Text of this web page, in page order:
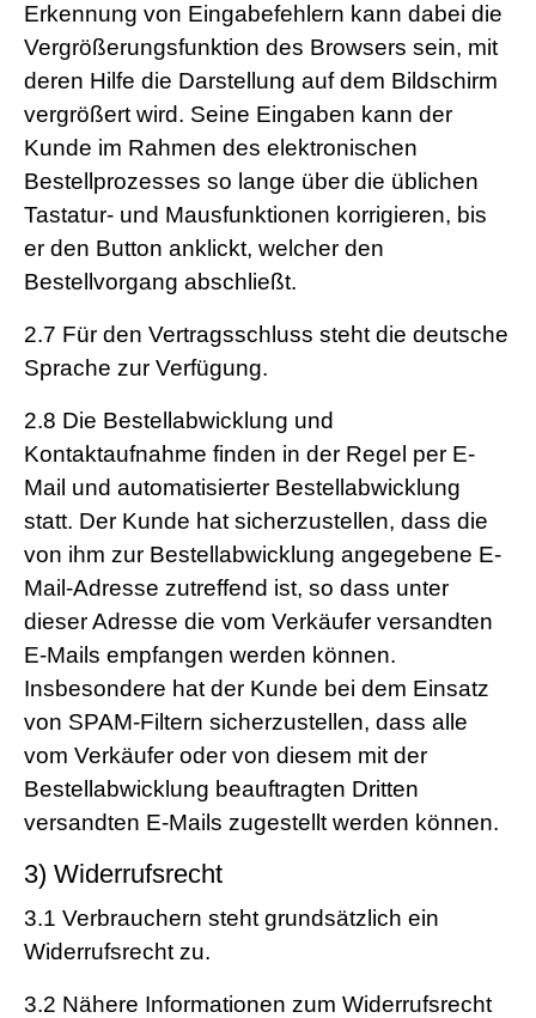
Erkennung von Eingabefehlern kann dabei die
Vergrößerungsfunktion des Browsers sein, mit
deren Hilfe die Darstellung auf dem Bildschirm
vergrößert wird. Seine Eingaben kann der
Kunde im Rahmen des elektronischen
Bestellprozesses so lange über die üblichen
Tastatur- und Mausfunktionen korrigieren, bis
er den Button anklickt, welcher den
Bestellvorgang abschließt.
2.7 Für den Vertragsschluss steht die deutsche
Sprache zur Verfügung.
2.8 Die Bestellabwicklung und
Kontaktaufnahme finden in der Regel per E-
Mail und automatisierter Bestellabwicklung
statt. Der Kunde hat sicherzustellen, dass die
von ihm zur Bestellabwicklung angegebene E-
Mail-Adresse zutreffend ist, so dass unter
dieser Adresse die vom Verkäufer versandten
E-Mails empfangen werden können.
Insbesondere hat der Kunde bei dem Einsatz
von SPAM-Filtern sicherzustellen, dass alle
vom Verkäufer oder von diesem mit der
Bestellabwicklung beauftragten Dritten
versandten E-Mails zugestellt werden können.
3) Widerrufsrecht
3.1 Verbrauchern steht grundsätzlich ein
Widerrufsrecht zu.
3.2 Nähere Informationen zum Widerrufsrecht